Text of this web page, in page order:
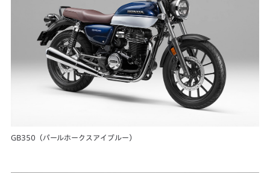
GB350（パールホークスアイブルー）